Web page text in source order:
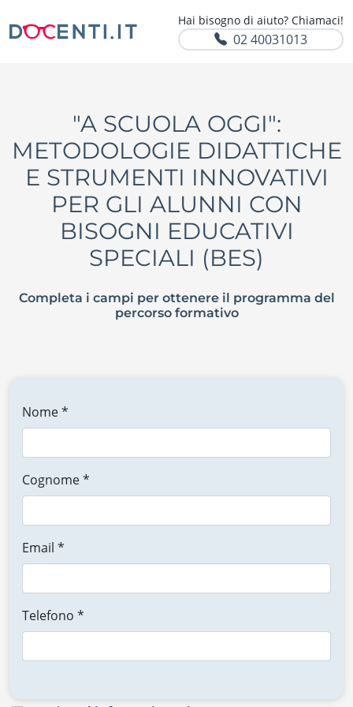
Hai bisogno di aiuto? Chiamaci!
02 40031013
"A SCUOLA OGGI":
METODOLOGIE DIDATTICHE
E STRUMENTI INNOVATIVI
PER GLI ALUNNI CON
BISOGNI EDUCATIVI
SPECIALI (BES)
Completa i campi per ottenere il programma del
percorso formativo
Nome *
Cognome *
Email *
Telefono *